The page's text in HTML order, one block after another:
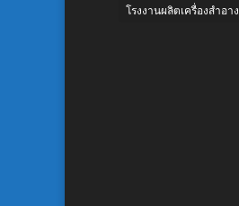
โรงงานผลิตเครื่องสำอาง